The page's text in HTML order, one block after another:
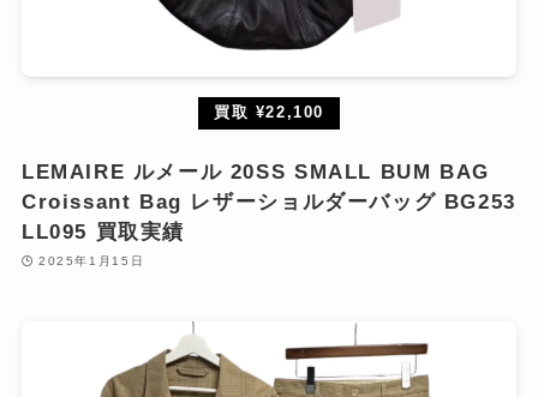
買取 ¥22,100
LEMAIRE ルメール 20SS SMALL BUM BAG
Croissant Bag レザーショルダーバッグ BG253
LL095 買取実績
2025年1月15日